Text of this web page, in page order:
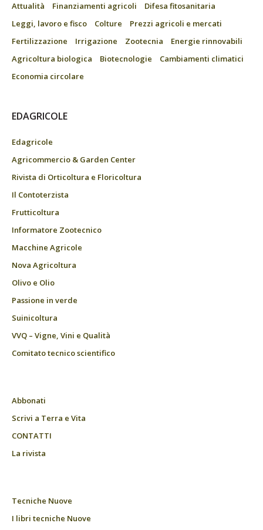
Attualità Finanziamenti agricoli
Difesa fitosanitaria
Leggi, lavoro e fisco
Colture
Prezzi agricoli e mercati
Fertilizzazione
Irrigazione Zootecnia
Energie rinnovabili
Agricoltura biologica
Biotecnologie
Cambiamenti climatici
Economia circolare
EDAGRICOLE
Edagricole
Agricommercio & Garden Center
Rivista di Orticoltura e Floricoltura
Il Contoterzista
Frutticoltura
Informatore Zootecnico
Macchine Agricole
Nova Agricoltura
Olivo e Olio
Passione in verde
Suinicoltura
VVQ – Vigne, Vini e Qualità
Comitato tecnico scientifico
Abbonati
Scrivi a Terra e Vita
CONTATTI
La rivista
Tecniche Nuove
I libri tecniche Nuove